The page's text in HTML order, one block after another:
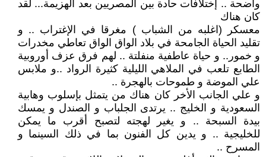
واضحة .. إختلافات حادة بين المصريين بعد الهزيمة... لقد
كان هناك
معسكر (اغلبه من الشباب ) مغرقا في الإغتراب .. و
تقليد الحياة الجامحة في بلاد الواق الواق تعاطي مخدرات
و خمور.. و حياة عاطفية منفلتة .. لهم فرق عزف أوروبية
الطابع تلعب في الملاهي الليلية كثيرة الرواد ..و ملابس
علي الموضة و طموحات بالهجرة ..
و علي الجانب الأخر كان هناك من يتمثل بإسلوب وهابية
السعودية و الخليج .. يرتدى الجلباب و الصندل و يمسك
بيدة السبحة .. و يغير لهجته لتصبح أقرب ما يمكن
للخليجية .. و يدين كل الفنون بما في ذلك السينما و
المسرح ..